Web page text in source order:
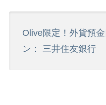
Olive限定！外貨預
ン： 三井住友銀行